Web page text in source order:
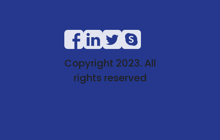
Copyright 2023. All
rights reserved